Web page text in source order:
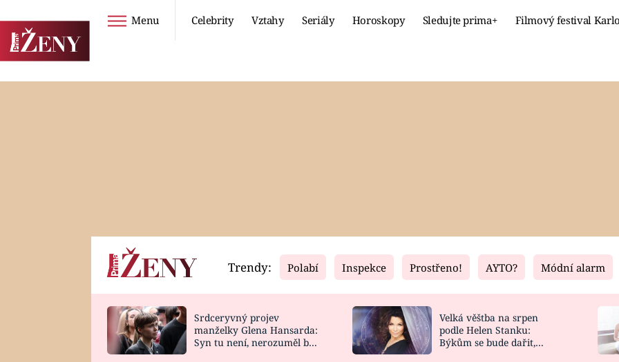
Menu Celebrity Vztahy Seriály Horoskopy Sledujte prima+ Filmový festival
Horoskopy
HOROSKOP NA
Video
CELEBRITY
VAŘENÍ
Fresh
NOVINKY
VIDEORECEPTY
Living
DESIGN
Trendy: Polabí Inspekce Prostřeno! AYTO? Módní alarm
Srdceryvný projev
manželky Glena Hansarda:
Syn tu není, nerozuměl by
Velká věštba na srpen
podle Helen Stanku:
Býkům se bude dařit,